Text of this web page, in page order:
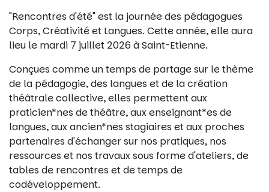
"Rencontres d'été" est la journée des pédagogues
Corps, Créativité et Langues. Cette année, elle aura
lieu le mardi 7 juillet 2026 à Saint-Etienne.
Conçues comme un temps de partage sur le thème
de la pédagogie, des langues et de la création
théâtrale collective, elles permettent aux
praticien*nes de théâtre, aux enseignant*es de
langues, aux ancien*nes stagiaires et aux proches
partenaires d'échanger sur nos pratiques, nos
ressources et nos travaux sous forme d'ateliers, de
tables de rencontres et de temps de
codéveloppement.